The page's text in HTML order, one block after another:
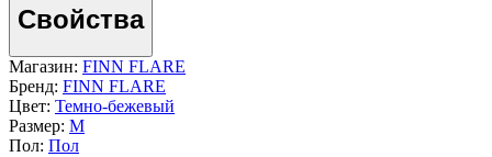
Свойства
Магазин: FINN FLARE
Бренд: FINN FLARE
Цвет: Темно-бежевый
Размер: M
Пол: Пол